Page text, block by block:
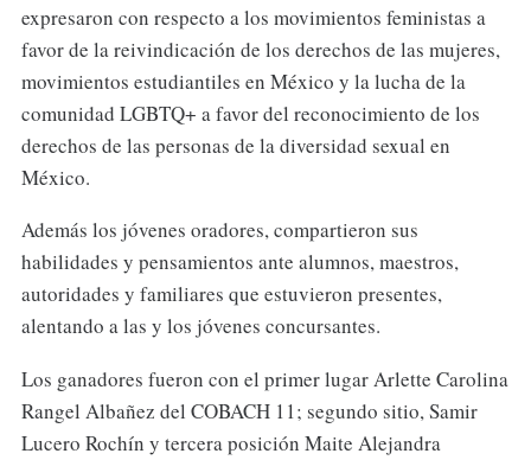
expresaron con respecto a los movimientos feministas a
favor de la reivindicación de los derechos de las mujeres,
movimientos estudiantiles en México y la lucha de la
comunidad LGBTQ+ a favor del reconocimiento de los
derechos de las personas de la diversidad sexual en
México.
Además los jóvenes oradores, compartieron sus
habilidades y pensamientos ante alumnos, maestros,
autoridades y familiares que estuvieron presentes,
alentando a las y los jóvenes concursantes.
Los ganadores fueron con el primer lugar Arlette Carolina
Rangel Albañez del COBACH 11; segundo sitio, Samir
Lucero Rochín y tercera posición Maite Alejandra